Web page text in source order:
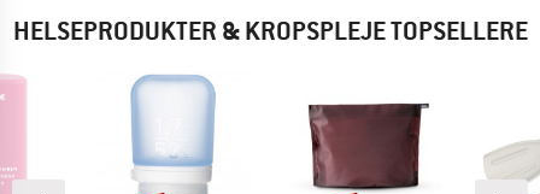
HELSEPRODUKTER & KROPSPLEJE TOPSELLERE